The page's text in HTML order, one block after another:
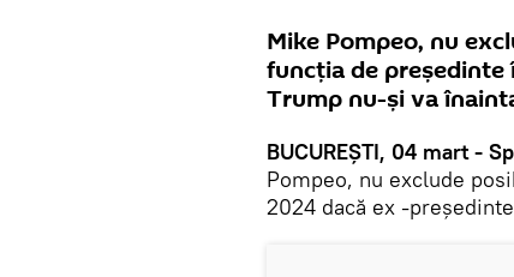
Mike Pompeo, nu
funcția de președinte
Trump nu-și va
BUCUREȘTI, 04 mart -
Pompeo, nu exclude
2024 dacă ex -